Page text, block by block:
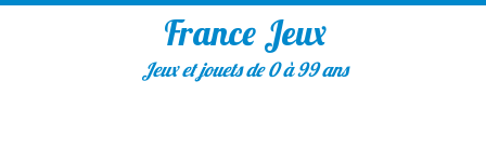
France Jeux
Jeux et jouets de 0 à 99 ans